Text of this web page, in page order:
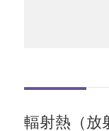
輻射熱（放